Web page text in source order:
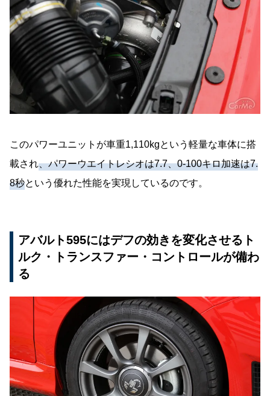
このパワーユニットが車重1,110kgという軽量な車体に搭
載され、パワーウエイトレシオは7.7、0-100キロ加速は7.
8秒という優れた性能を実現しているのです。
アバルト595にはデフの効きを変化させるト
ルク・トランスファー・コントロールが備わ
る